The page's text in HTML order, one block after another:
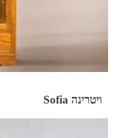
ויטרינה Sofia